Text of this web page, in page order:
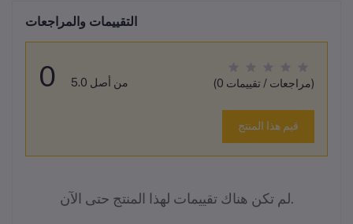
التقييمات والمراجعات
0 من أصل 5.0 (0 مراجعات / تقييمات)
قيم هذا المنتج
لم تكن هناك تقييمات لهذا المنتج حتى الآن.